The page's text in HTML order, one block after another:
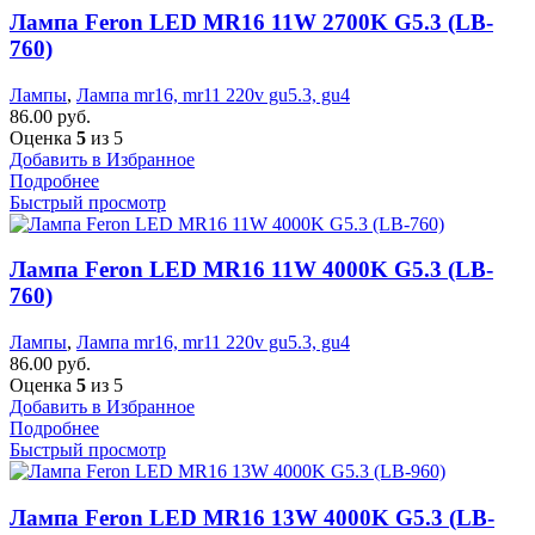
Лампа Feron LED MR16 11W 2700K G5.3 (LB-
760)
Лампы, Лампа mr16, mr11 220v gu5.3, gu4
86.00 руб.
Оценка 5 из 5
Добавить в Избранное
Подробнее
Быстрый просмотр
Лампа Feron LED MR16 11W 4000K G5.3 (LB-
760)
Лампы, Лампа mr16, mr11 220v gu5.3, gu4
86.00 руб.
Оценка 5 из 5
Добавить в Избранное
Подробнее
Быстрый просмотр
Лампа Feron LED MR16 13W 4000K G5.3 (LB-